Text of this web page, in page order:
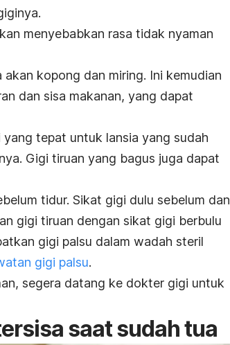
menyebabkan rasa tidak nyaman
kopong dan miring. Ini kemudian
dan sisa makanan, yang dapat
tepat untuk lansia yang sudah
Gigi tiruan yang bagus juga dapat
tidur. Sikat gigi dulu sebelum dan
gigi tiruan dengan sikat gigi berbulu
gigi palsu dalam wadah steril
gigi palsu.
segera datang ke dokter gigi untuk
saat sudah tua